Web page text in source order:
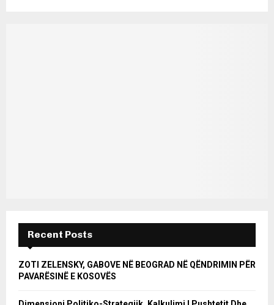
Recent Posts
ZOTI ZELENSKY, GABOVE NË BEOGRAD NË QËNDRIMIN PËR
PAVARËSINË E KOSOVËS